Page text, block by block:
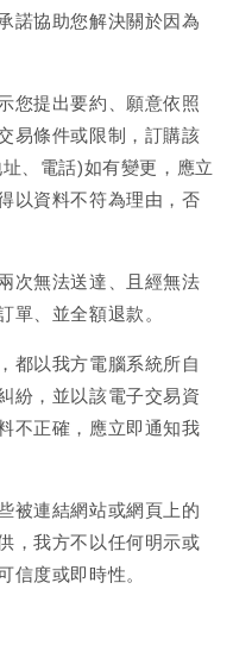
諾協助您解決關於因為
您提出要約、願意依照
易條件或限制，訂購該
、電話)如有變更，應立
以資料不符為理由，否
次無法送達、且經無法
單、並全額退款。
都以我方電腦系統所自
紛，並以該電子交易資
不正確，應立即通知我
被連結網站或網頁上的
，我方不以任何明示或
信度或即時性。